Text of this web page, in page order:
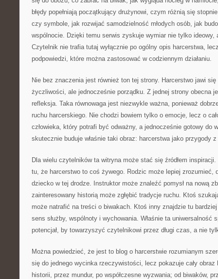
błędy popełniają początkujący drużynowi, czym różnią się
czy symbole, jak rozwijać samodzielność młodych osób, jak
wspólnocie. Dzięki temu serwis zyskuje wymiar nie tylko ideowy,
Czytelnik nie trafia tutaj wyłącznie po ogólny opis harcerstwa,
podpowiedzi, które można zastosować w codziennym działaniu.
Nie bez znaczenia jest również ton tej strony. Harcerstwo jawi się
życzliwości, ale jednocześnie porządku. Z jednej strony obecna
refleksja. Taka równowaga jest niezwykle ważna, ponieważ
ruchu harcerskiego. Nie chodzi bowiem tylko o emocje, lecz o
człowieka, który potrafi być odważny, a jednocześnie gotowy do
skutecznie buduje właśnie taki obraz: harcerstwa jako przygody
Dla wielu czytelników ta witryna może stać się źródłem
tu, że harcerstwo to coś żywego. Rodzic może lepiej zrozumieć,
dziecko w tej drodze. Instruktor może znaleźć pomysł na nową
zainteresowany historią może zgłębić tradycje ruchu. Ktoś
może natrafić na treści o biwakach. Ktoś inny znajdzie tu
sens służby, wspólnoty i wychowania. Właśnie ta uniwersalność
potencjał, by towarzyszyć czytelnikowi przez długi czas, a nie
Można powiedzieć, że jest to blog o harcerstwie rozumianym
się do jednego wycinka rzeczywistości, lecz pokazuje cały
historii, przez mundur, po współczesne wyzwania; od biwaków,